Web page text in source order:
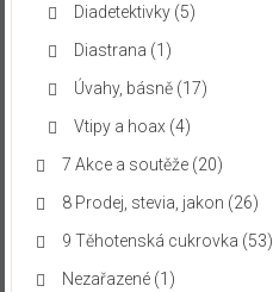
Diadetektivky(5)
Diastrana (1)
Úvahy, básně(17)
Vtipy a hoax (4)
7 Akce a soutěže(20)
8 Prodej, stevia, jakon (26)
9 Těhotenská cukrovka (53)
Nezařazené(1)